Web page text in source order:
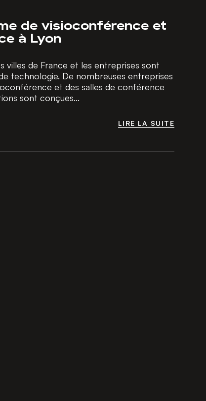
de visioconférence et
à Lyon
villes de France et les entreprises sont
technologie. De nombreuses entreprises
et des salles de conférence
sont conçues...
LIRE LA SUITE